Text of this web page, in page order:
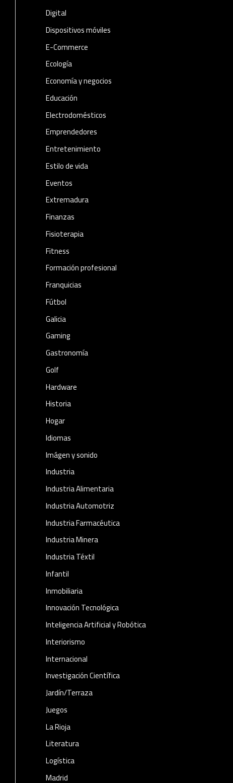
Digital
Dispositivos móviles
E-Commerce
Ecología
Economía y negocios​
Educación
Electrodomésticos
Emprendedores
Entretenimiento
Estilo de vida
Eventos
Extremadura
Finanzas
Fisioterapia
Fitness
Formación profesional
Franquicias
Fútbol
Galicia
Gaming
Gastronomía
Golf
Hardware
Historia
Hogar
Idiomas
Imágen y sonido
Industria
Industria Alimentaria
Industria Automotriz
Industria Farmacéutica
Industria Minera
Industria Téxtil
Infantil
Inmobiliaria
Innovación Tecnológica
Inteligencia Artificial y Robótica
Interiorismo
Internacional
Investigación Científica
Jardín/Terraza
Juegos
La Rioja
Literatura
Logística
Madrid